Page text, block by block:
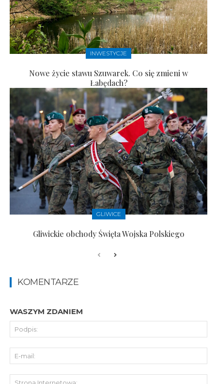
INWESTYCJE
Nowe życie stawu Szuwarek. Co się zmieni w
Łabędach?
GLIWICE
Gliwickie obchody Święta Wojska Polskiego
KOMENTARZE
WASZYM ZDANIEM